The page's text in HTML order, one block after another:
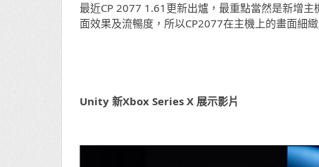
最近CP 2077 1.61更新出爐，最重點當然是新增主
面效果及流暢度，所以CP2077在主機上的畫面細緻
Unity 新Xbox Series X 展示影片